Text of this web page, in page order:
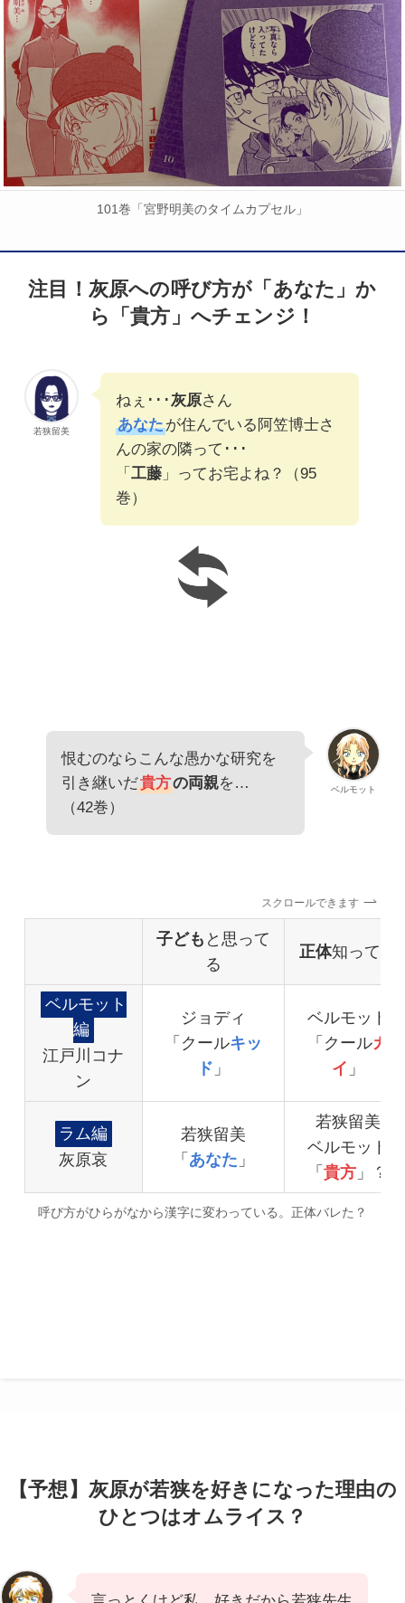
101巻「宮野明美のタイムカプセル」
注目！灰原への呼び方が「あなた」か
ら「貴方」へチェンジ！
若狭留美
ねぇ･･･灰原さん
あなたが住んでいる阿笠博士さ
んの家の隣って･･･
「 工藤」ってお宅よね？（95
巻）
ベルモット
恨むのならこんな愚かな研究を
引き継いだ貴方の両親を…
（42巻）
スクロールできます
子ども と思って
る
正体知ってる
ベルモット
編
江戸川コナ
ン
ジョディ
「クールキッ
ド 」
ベルモット
「クールガ
イ 」
ラム編
灰原哀
若狭留美
「 あなた 」
若狭留美
ベルモット
「貴方 」？
呼び方がひらがなから漢字に変わっている。正体バレた？
【予想】灰原が若狭を好きになった理由の
ひとつはオムライス？